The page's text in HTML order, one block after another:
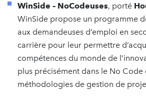
WinSide – NoCodeuses, porté
WinSide propose un programme
aux demandeuses d’emploi en
carrière pour leur permettre
compétences du monde de
plus précisément dans le No Code
méthodologies de gestion de